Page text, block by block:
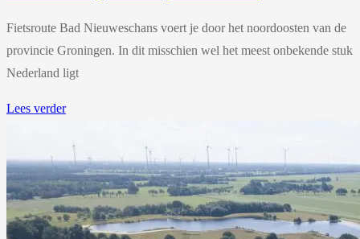
Fietsroute Bad Nieuweschans voert je door het noordoosten van de
provincie Groningen. In dit misschien wel het meest onbekende stuk
Nederland ligt
Lees verder